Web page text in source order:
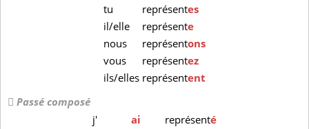
tu
représentes
il/elle
représente
nous
représentons
vous
représentez
ils/elles représentent
Passé composé
j'
ai représenté